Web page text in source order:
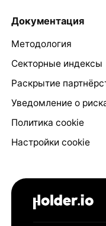
Документация
Методология
Секторные индексы
Раскрытие
Уведомление о
Политика cookie
Настройки cookie